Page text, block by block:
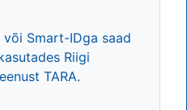
Smart-IDga saad
Riigi
TARA.